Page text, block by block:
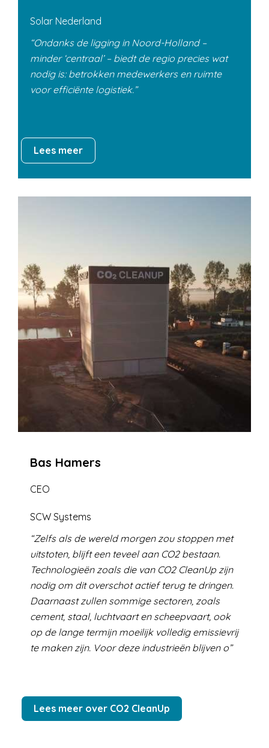
Solar Nederland
Ondanks de ligging in Noord-Holland –
minder ‘centraal’ – biedt de regio precies wat
nodig is: betrokken medewerkers en ruimte
voor efficiënte logistiek.
Lees meer
Bas Hamers
CEO
SCW Systems
Zelfs als de wereld morgen zou stoppen met
uitstoten, blijft een teveel aan CO2 bestaan.
Technologieën zoals die van CO2 CleanUp zijn
nodig om dit overschot actief terug te dringen.
Daarnaast zullen sommige sectoren, zoals
cement, staal, luchtvaart en scheepvaart, ook
op de lange termijn moeilijk volledig emissievrij
te maken zijn. Voor deze industrieën blijven o
Lees meer over CO2 CleanUp